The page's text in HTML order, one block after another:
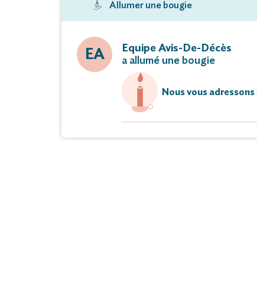
Allumer une bougie
EA
Equipe Avis-De-Décès
a allumé une bougie
Nous vous